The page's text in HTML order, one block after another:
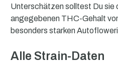
Unterschätzen solltest Du sie
angegebenen THC-Gehalt
besonders starken
Alle Strain-Daten